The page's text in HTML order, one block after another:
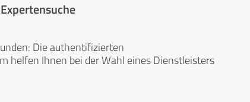
Die authentifizierten
helfen Ihnen bei der Wahl eines Dienstleisters